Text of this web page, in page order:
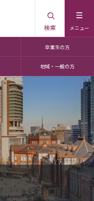
メニュー
検索
卒業生の方
地域・一般の方